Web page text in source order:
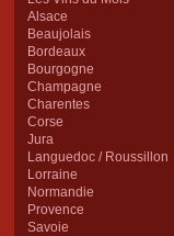
Alsace
Beaujolais
Bordeaux
Bourgogne
Champagne
Charentes
Corse
Jura
Languedoc / Roussillon
Lorraine
Normandie
Provence
Savoie